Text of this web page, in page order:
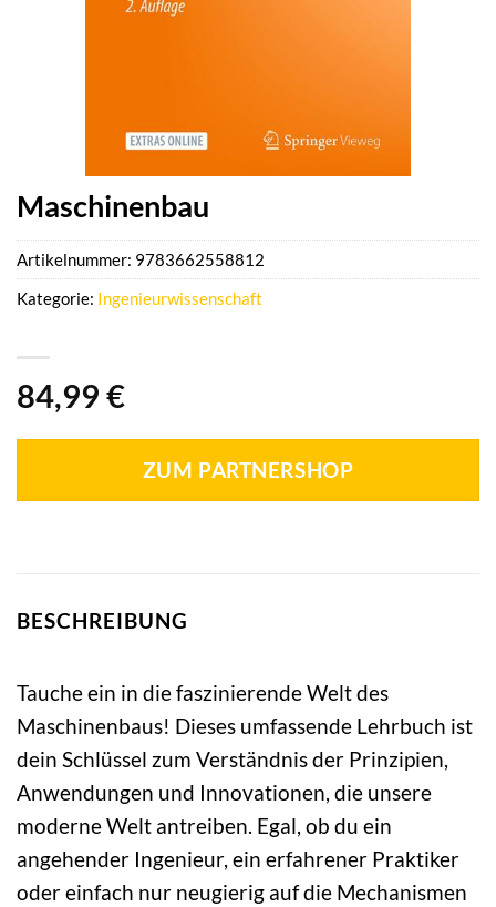
Maschinenbau
84,99 €
ZUM PARTNERSHOP
Artikelnummer: 9783662558812
Kategorie: Ingenieurwissenschaft
BESCHREIBUNG
Tauche ein in die faszinierende Welt des
Maschinenbaus! Dieses umfassende Lehrbuch ist
dein Schlüssel zum Verständnis der Prinzipien,
Anwendungen und Innovationen, die unsere
moderne Welt antreiben. Egal, ob du ein
angehender Ingenieur, ein erfahrener Praktiker
oder einfach nur neugierig auf die Mechanismen